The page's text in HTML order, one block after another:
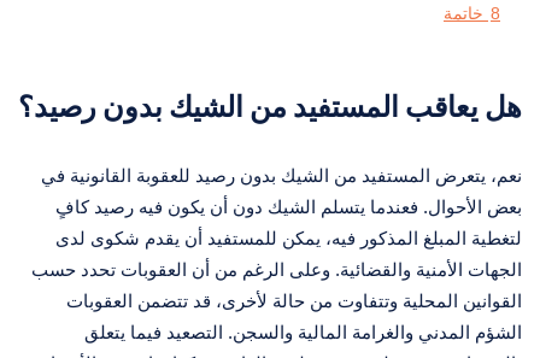
8 خاتمة
هل يعاقب المستفيد من الشيك بدون رصيد؟
نعم، يتعرض المستفيد من الشيك بدون رصيد للعقوبة القانونية في
بعض الأحوال. فعندما يتسلم الشيك دون أن يكون فيه رصيد كافٍ
لتغطية المبلغ المذكور فيه، يمكن للمستفيد أن يقدم شكوى لدى
الجهات الأمنية والقضائية. وعلى الرغم من أن العقوبات تحدد حسب
القوانين المحلية وتتفاوت من حالة لأخرى، قد تتضمن العقوبات
الشؤم المدني والغرامة المالية والسجن. التصعيد فيما يتعلق